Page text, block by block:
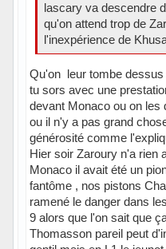
lascary va descendre
qu'on attend trop de
l'inexpérience de
Qu'on leur tombe dessus
tu sors avec une
devant Monaco ou on les
ou il n'y a pas grand
générosité comme
Hier soir Zaroury n'a rien
Monaco il avait été un
fantôme , nos pistons
ramené le danger dans
9 alors que l'on sait que
Thomasson pareil peut